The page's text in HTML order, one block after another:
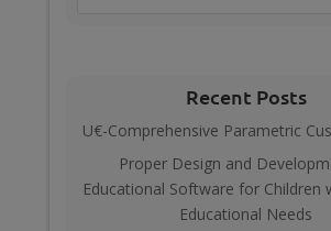
Recent Posts
U€-Comprehensive Parametric
Proper Design and
Educational Software for Children
Educational Needs